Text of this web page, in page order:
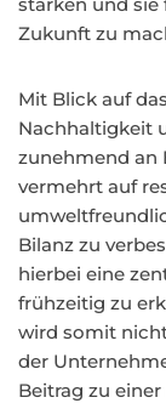
Zukunft zu
Mit Blick auf
Nachhaltigkeit
zunehmend an
vermehrt auf
Bilanz zu
hierbei eine
frühzeitig zu
wird somit
der
Beitrag zu